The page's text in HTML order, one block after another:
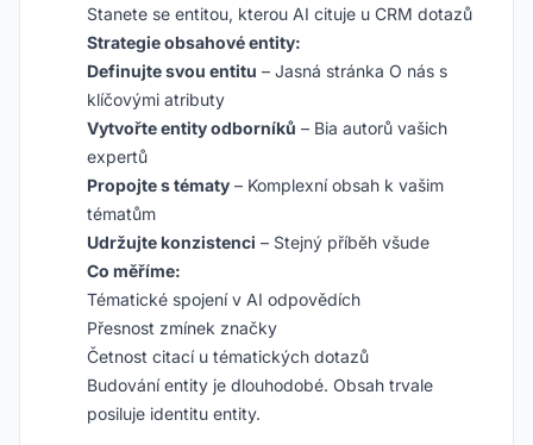
Stanete se entitou, kterou AI cituje u CRM dotazů
Strategie obsahové entity:
Definujte svou entitu – Jasná stránka O nás s
klíčovými atributy
Vytvořte entity odborníků – Bia autorů vašich
expertů
Propojte s tématy – Komplexní obsah k vašim
tématům
Udržujte konzistenci – Stejný příběh všude
Co měříme:
Tématické spojení v AI odpovědích
Přesnost zmínek značky
Četnost citací u tématických dotazů
Budování entity je dlouhodobé. Obsah trvale
posiluje identitu entity.